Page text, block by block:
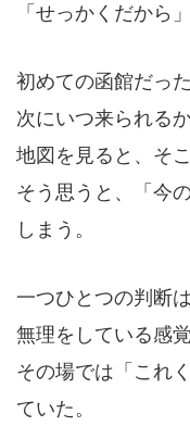
「せっかくだから
初めての函館だった
次にいつ来られる
地図を見ると、そ
そう思うと、「今
しまう。
一つひとつの判断
無理をしている感
その場では「これ
ていた。